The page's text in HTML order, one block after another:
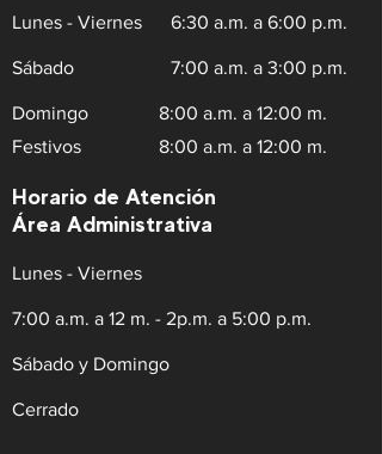
Lunes - Viernes 6:30 a.m. a 6:00 p.m.
Sábado 7:00 a.m. a 3:00 p.m.
Domingo
Festivos
8:00 a.m. a 12:00 m.
8:00 a.m. a 12:00 m.
Horario de Atención
Área Administrativa
Lunes - Viernes
7:00 a.m. a 12 m. - 2p.m. a 5:00 p.m.
Sábado y Domingo
Cerrado